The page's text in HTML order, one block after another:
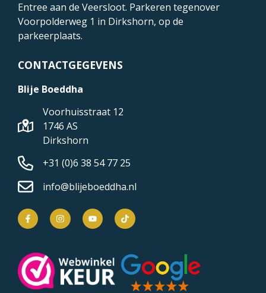
Entree aan de Veersloot. Parkeren tegenover
Voorpolderweg 1 in Dirkshorn, op de
parkeerplaats.
CONTACTGEGEVENS
Blije Boeddha
Voorhuisstraat 12
1746 AS
Dirkshorn
+31 (0)6 38 54 77 25
info@blijeboeddha.nl